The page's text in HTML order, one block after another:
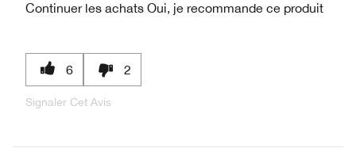
Continuer les achats Oui, je recommande ce produit
6 2
Signaler Cet Avis